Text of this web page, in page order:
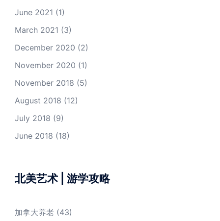
June 2021 (1)
March 2021 (3)
December 2020 (2)
November 2020 (1)
November 2018 (5)
August 2018 (12)
July 2018 (9)
June 2018 (18)
北美艺术 | 游学攻略
加拿大养老 (43)